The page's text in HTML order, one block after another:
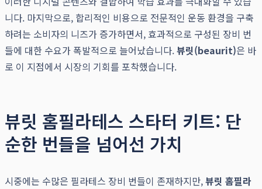
니다. 마지막으로, 합리적인 비용으로 전문적인 운동 환경을 구축
하려는 소비자의 니즈가 증가하면서, 효과적으로 구성된 장비 번
들에 대한 수요가 폭발적으로 늘어났습니다.뷰릿(beaurit)은 바
로 이 지점에서 시장의 기회를 포착했습니다.
뷰릿 홈필라테스 스타터 키트: 단
순한 번들을 넘어선 가치
시중에는 수많은 필라테스 장비 번들이 존재하지만,뷰릿 홈필라